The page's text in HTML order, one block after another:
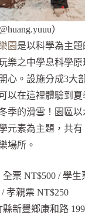
）
園 是以科學為主
樂之中學息科學原
心。設施分成3大
以在這裡體驗到
季的滑雪！園區以
元素為主題，共有
場所。
全票 NT$500 / 學生
孝親票 NT$250
新豐鄉康和路